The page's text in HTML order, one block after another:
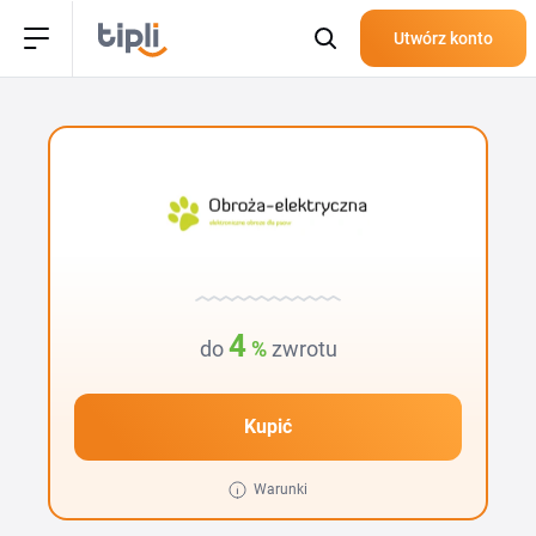
Utwórz konto
do 4 % zwrotu
Kupić
Warunki